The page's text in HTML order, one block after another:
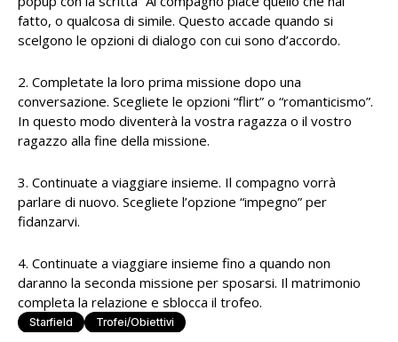
fatto, o qualcosa di simile. Questo accade quando si
scelgono le opzioni di dialogo con cui sono d’accordo.
2. Completate la loro prima missione dopo una
conversazione. Scegliete le opzioni “flirt” o “romanticismo”.
In questo modo diventerà la vostra ragazza o il vostro
ragazzo alla fine della missione.
3. Continuate a viaggiare insieme. Il compagno vorrà
parlare di nuovo. Scegliete l’opzione “impegno” per
fidanzarvi.
4. Continuate a viaggiare insieme fino a quando non
daranno la seconda missione per sposarsi. Il matrimonio
completa la relazione e sblocca il trofeo.
Starfield Trofei/Obiettivi